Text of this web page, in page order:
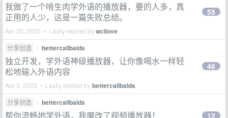
我做了一个啃生肉学外语的播放器，要的人多，真
正用的人少，这是一篇失败总结。
Apr 20, 2025 • Lastly replied bywcllove
55
分享创造 • bettercallbalds
独立开发，学外语神级播放器，让你像喝水一样轻
松地输入外语内容
Apr 3, 2025 • Lastly replied bybettercallbalds
46
分享创造 • bettercallbalds
帮你流畅地学外语，我魔改了视频播放器！ 12